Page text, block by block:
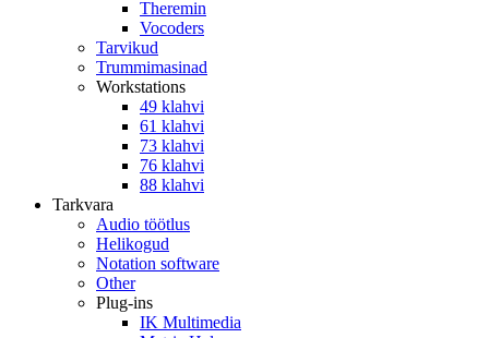
Theremin
Vocoders
Tarvikud
Trummimasinad
Workstations
49 klahvi
61 klahvi
73 klahvi
76 klahvi
88 klahvi
Tarkvara
Audio töötlus
Helikogud
Notation software
Other
Plug-ins
IK Multimedia